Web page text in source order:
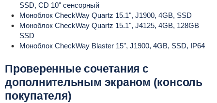
SSD, CD 10" сенсорный
Моноблок CheckWay Quartz 15.1", J1900, 4GB, SSD
Моноблок CheckWay Quartz 15.1", J4125, 4GB, 128GB
SSD
Моноблок CheckWay Blaster 15", J1900, 4GB, SSD, IP64
Проверенные сочетания с
дополнительным экраном (консоль
покупателя)